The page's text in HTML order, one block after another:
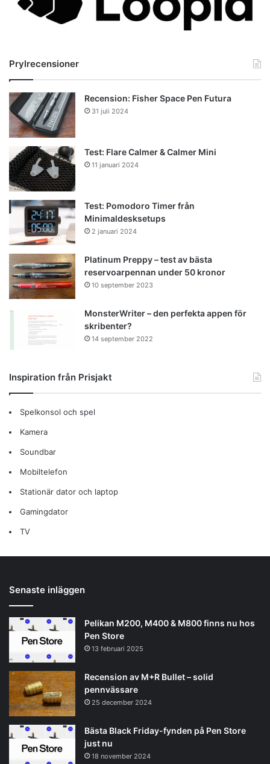
Prylrecensioner
Recension: Fisher Space Pen Futura
31 juli 2024
Test: Flare Calmer & Calmer Mini
11 januari 2024
Test: Pomodoro Timer från
Minimaldesksetups
2 januari 2024
Platinum Preppy – test av bästa
reservoarpennan under 50 kronor
10 september 2023
MonsterWriter – den perfekta appen för
skribenter?
14 september 2022
Inspiration från Prisjakt
Spelkonsol och spel
Kamera
Soundbar
Mobiltelefon
Stationär dator och laptop
Gamingdator
TV
Senaste inläggen
Pelikan M200, M400 & M800 finns nu hos
Pen Store
13 februari 2025
Recension av M+R Bullet – solid
pennvässare
25 december 2024
Bästa Black Friday-fynden på Pen Store
just nu
18 november 2024